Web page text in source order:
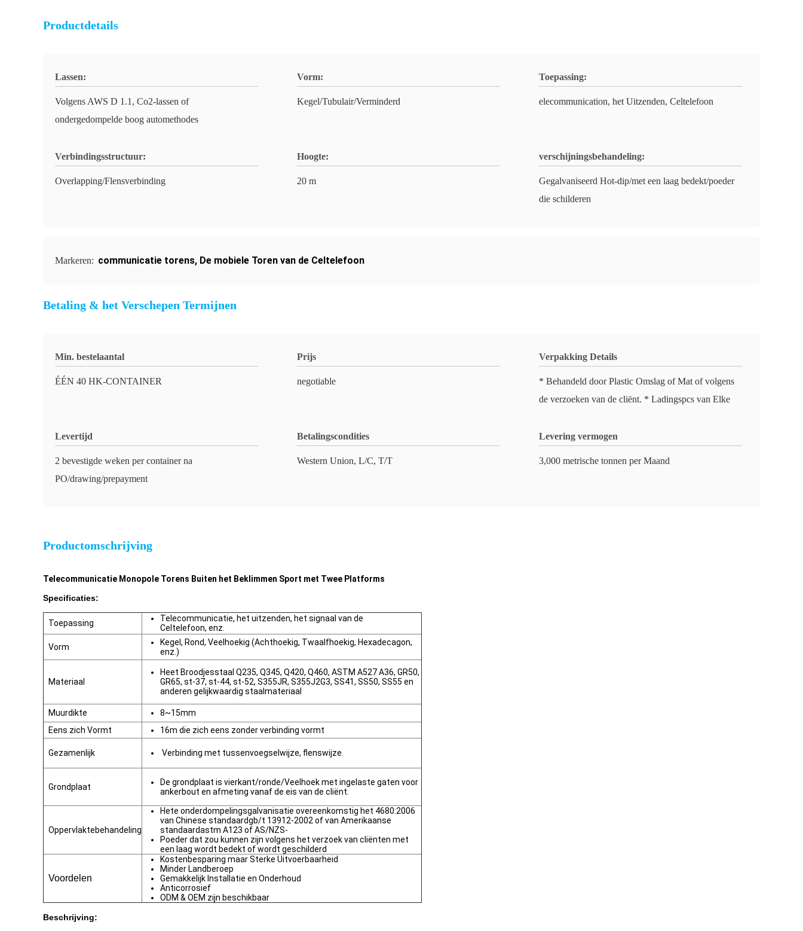
Productdetails
Lassen:
Volgens AWS D 1.1, Co2-lassen of
ondergedompelde boog automethodes
Vorm:
Kegel/Tubulair/Verminderd
Toepassing:
elecommunication, het Uitzenden, Celtelefoon
Verbindingsstructuur:
Overlapping/Flensverbinding
Hoogte:
20 m
verschijningsbehandeling:
Gegalvaniseerd Hot-dip/met een laag bedekt/poeder
die schilderen
Markeren: communicatie torens, De mobiele Toren van de Celtelefoon
Betaling & het Verschepen Termijnen
Min. bestelaantal
ÉÉN 40 HK-CONTAINER
Prijs
negotiable
Verpakking Details
* Behandeld door Plastic Omslag of Mat of volgens
de verzoeken van de cliënt. * Ladingspcs van Elke
Levertijd
2 bevestigde weken per container na
PO/drawing/prepayment
Betalingscondities
Western Union, L/C, T/T
Levering vermogen
3,000 metrische tonnen per Maand
Productomschrijving
Telecommunicatie Monopole Torens Buiten het Beklimmen Sport met Twee Platforms
Specificaties:
Toepassing
Telecommunicatie, het uitzenden, het signaal van de
Celtelefoon, enz.
Vorm
Kegel, Rond, Veelhoekig (Achthoekig, Twaalfhoekig, Hexadecagon,
enz.)
Materiaal
Heet Broodjesstaal Q235, Q345, Q420, Q460, ASTM A527 A36, GR50,
GR65, st-37, st-44, st-52, S355JR, S355J2G3, SS41, SS50, SS55 en
anderen gelijkwaardig staalmateriaal
Muurdikte
8~15mm
Eens zich Vormt
16m die zich eens zonder verbinding vormt
Gezamenlijk Verbinding met tussenvoegselwijze, flenswijze.
Grondplaat
De grondplaat is vierkant/ronde/Veelhoek met ingelaste gaten voor
ankerbout en afmeting vanaf de eis van de cliënt.
Oppervlaktebehandeling
Hete onderdompelingsgalvanisatie overeenkomstig het 4680:2006
van Chinese standaardgb/t 13912-2002 of van Amerikaanse
standaardastm A123 of AS/NZS-
Poeder dat zou kunnen zijn volgens het verzoek van cliënten met
een laag wordt bedekt of wordt geschilderd
Voordelen
Kostenbesparing maar Sterke Uitvoerbaarheid
Minder Landberoep
Gemakkelijk Installatie en Onderhoud
Anticorrosief
ODM & OEM zijn beschikbaar
Beschrijving: